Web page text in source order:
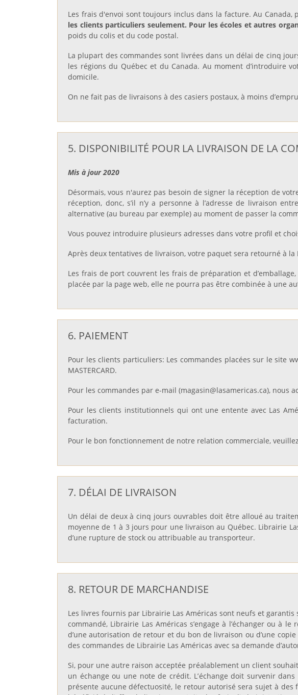
Les frais d'envoi sont toujours inclus dans la facture. Au
les clients particuliers seulement. Pour les écoles et autres
poids du colis et du code postal.
La plupart des commandes sont livrées dans un délai de cinq
les régions du Québec et du Canada. Au moment d’introduire
domicile.
On ne fait pas de livraisons à des casiers postaux, à moins
5. DISPONIBILITÉ POUR LA LIVRAISON DE LA
Mis à jour 2020
Désormais, vous n'aurez pas besoin de signer la réception de
réception, donc, s’il n’y a personne à l’adresse de livraison
alternative (au bureau par exemple) au moment de passer la
Vous pouvez introduire plusieurs adresses dans votre profil et
Après deux tentatives de livraison, votre paquet sera retourné à
Les frais de port couvrent les frais de préparation et
placée par la page web, elle ne pourra pas être combinée à une
6. PAIEMENT
Pour les clients particuliers: Les commandes placées sur le site
MASTERCARD.
Pour les commandes par e-mail (magasin@lasamericas.ca), nous
Pour les clients institutionnels qui ont une entente avec Las
facturation.
Pour le bon fonctionnement de notre relation commerciale,
7. DÉLAI DE LIVRAISON
Un délai de deux à cinq jours ouvrables doit être alloué au
moyenne de 1 à 3 jours pour une livraison au Québec. Librairie
d’une rupture de stock ou attribuable au transporteur.
8. RETOUR DE MARCHANDISE
Les livres fournis par Librairie Las Américas sont neufs et
commandé, Librairie Las Américas s’engage à l’échanger ou à
d’une autorisation de retour et du bon de livraison ou d’une
des commandes de Librairie Las Américas avec sa demande
Si, pour une autre raison acceptée préalablement un client
un échange ou une note de crédit. L’échange doit survenir
présente aucune défectuosité, le retour autorisé sera sujet à